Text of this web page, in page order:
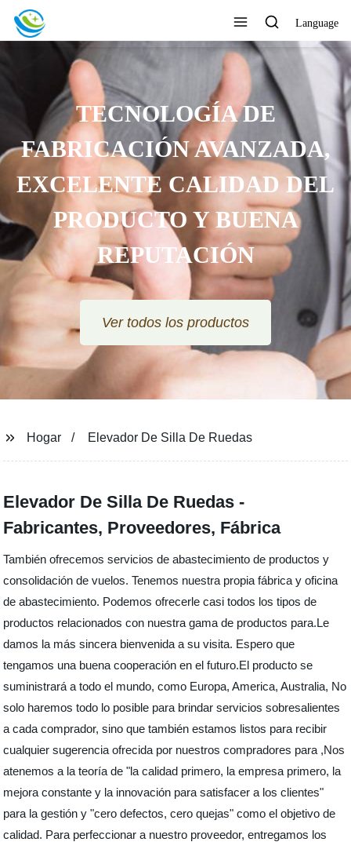
Language
TECNOLOGÍA DE
FABRICACIÓN AVANZADA,
EXCELENTE CALIDAD DEL
PRODUCTO Y BUENA
REPUTACIÓN
Ver todos los productos
Hogar Elevador De Silla De Ruedas
Elevador De Silla De Ruedas -
Fabricantes, Proveedores, Fábrica
También ofrecemos servicios de abastecimiento de productos y
consolidación de vuelos. Tenemos nuestra propia fábrica y oficina
de abastecimiento. Podemos ofrecerle casi todos los tipos de
productos relacionados con nuestra gama de productos para.Le
damos la más sincera bienvenida a su visita. Espero que
tengamos una buena cooperación en el futuro.El producto se
suministrará a todo el mundo, como Europa, America, Australia, No
solo haremos todo lo posible para brindar servicios sobresalientes
a cada comprador, sino que también estamos listos para recibir
cualquier sugerencia ofrecida por nuestros compradores para ,Nos
atenemos a la teoría de "la calidad primero, la empresa primero, la
mejora constante y la innovación para satisfacer a los clientes"
para la gestión y "cero defectos, cero quejas" como el objetivo de
calidad. Para perfeccionar a nuestro proveedor, entregamos los